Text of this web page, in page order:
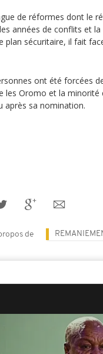
de réformes dont le
années de conflits et
plan sécuritaire, il fait
ont été forcées
les Oromo et la minorité
après sa nomination.
de